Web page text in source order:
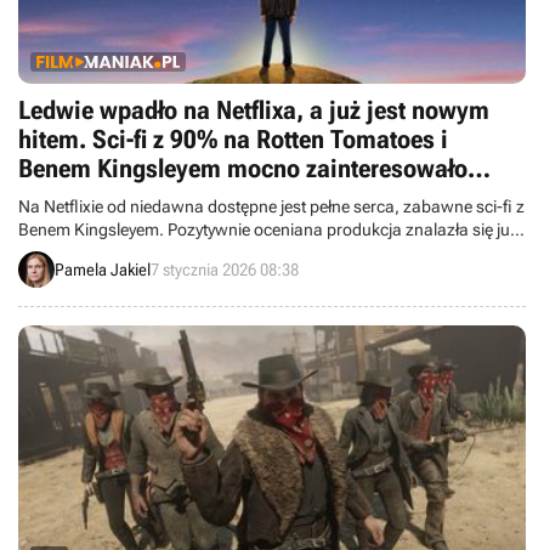
Ledwie wpadło na Netflixa, a już jest nowym
hitem. Sci-fi z 90% na Rotten Tomatoes i
Benem Kingsleyem mocno zainteresowało
Polaków
Na Netflixie od niedawna dostępne jest pełne serca, zabawne sci-fi z
Benem Kingsleyem. Pozytywnie oceniana produkcja znalazła się już
w polskim top 10.
Pamela Jakiel7 stycznia 2026 08:38